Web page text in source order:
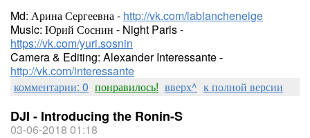
Md: Арина Сергеевна - http://vk.com/lablancheneige
Music: Юрий Соснин - Night Paris -
https://vk.com/yuri.sosnin
Camera & Editing: Alexander Interessante -
http://vk.com/interessante
комментарии: 0 понравилось! вверх^ к полной версии
DJI - Introducing the Ronin-S
03-06-2018 01:18